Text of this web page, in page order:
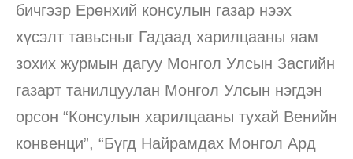
бичгээр Ерөнхий консулын газар нээх
хүсэлт тавьсныг Гадаад харилцааны яам
зохих журмын дагуу Монгол Улсын Засгийн
газарт танилцуулан Монгол Улсын нэгдэн
орсон “Консулын харилцааны тухай Венийн
конвенци”, “Бүгд Найрамдах Монгол Ард